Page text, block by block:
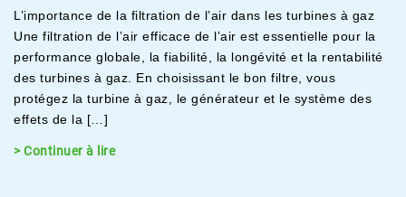
L’importance de la filtration de l’air dans les turbines à gaz
Une filtration de l’air efficace de l’air est essentielle pour la
performance globale, la fiabilité, la longévité et la rentabilité
des turbines à gaz. En choisissant le bon filtre, vous
protégez la turbine à gaz, le générateur et le système des
effets de la […]
> Continuer à lire